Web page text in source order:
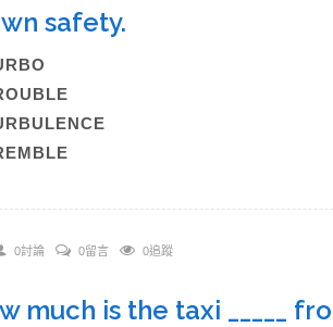
safety.
0討論 0留言 0追蹤
much is the taxi _____